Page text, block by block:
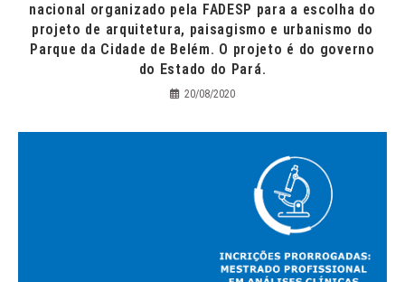
nacional organizado pela FADESP para a escolha do
projeto de arquitetura, paisagismo e urbanismo do
Parque da Cidade de Belém. O projeto é do governo
do Estado do Pará.
20/08/2020